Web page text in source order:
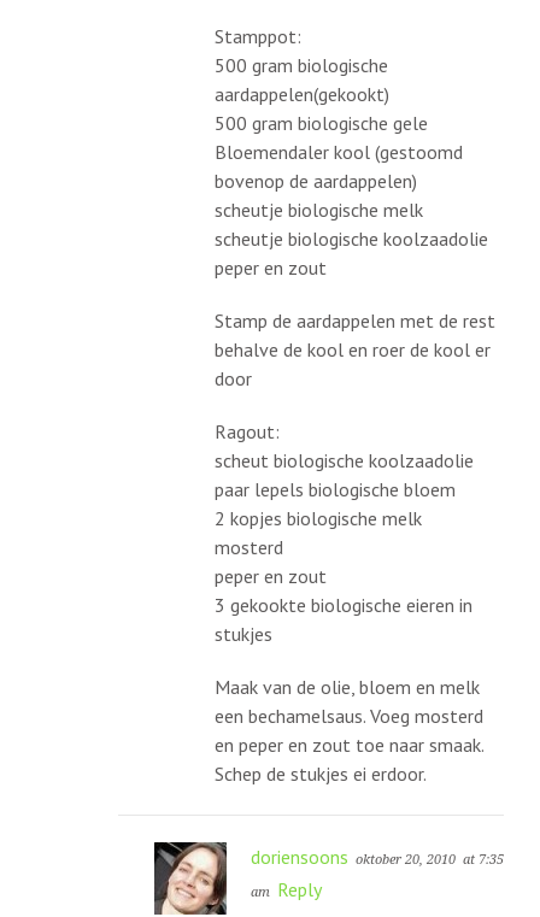
Stamppot:
500 gram biologische
aardappelen(gekookt)
500 gram biologische gele
Bloemendaler kool (gestoomd
bovenop de aardappelen)
scheutje biologische melk
scheutje biologische koolzaadolie
peper en zout
Stamp de aardappelen met de rest
behalve de kool en roer de kool er
door
Ragout:
scheut biologische koolzaadolie
paar lepels biologische bloem
2 kopjes biologische melk
mosterd
peper en zout
3 gekookte biologische eieren in
stukjes
Maak van de olie, bloem en melk
een bechamelsaus. Voeg mosterd
en peper en zout toe naar smaak.
Schep de stukjes ei erdoor.
doriensoons oktober 20, 2010 at 7:35
am Reply